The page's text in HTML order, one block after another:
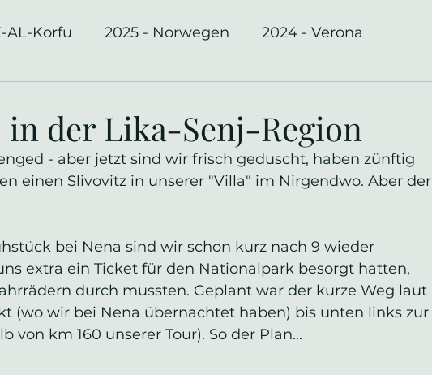
AL-Korfu 2025 - Norwegen 2024 - Verona
in der Lika-Senj-Region
- aber jetzt sind wir frisch geduscht, haben zünftig
einen Slivovitz in unserer "Villa" im Nirgendwo. Aber der
bei Nena sind wir schon kurz nach 9 wieder
extra ein Ticket für den Nationalpark besorgt hatten,
durch mussten. Geplant war der kurze Weg laut
(wo wir bei Nena übernachtet haben) bis unten links zur
von km 160 unserer Tour). So der Plan...